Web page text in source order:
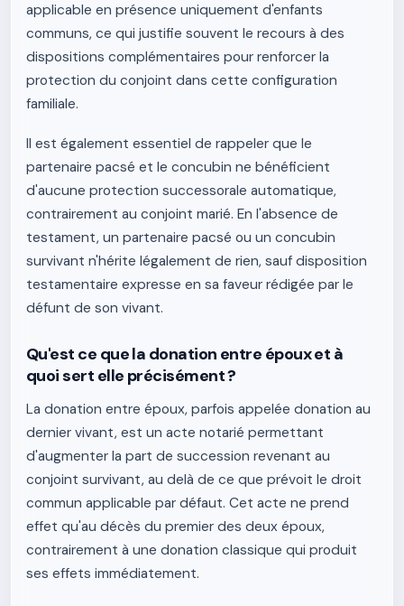
applicable en présence uniquement d'enfants
communs, ce qui justifie souvent le recours à des
dispositions complémentaires pour renforcer la
protection du conjoint dans cette configuration
familiale.
Il est également essentiel de rappeler que le
partenaire pacsé et le concubin ne bénéficient
d'aucune protection successorale automatique,
contrairement au conjoint marié. En l'absence de
testament, un partenaire pacsé ou un concubin
survivant n'hérite légalement de rien, sauf disposition
testamentaire expresse en sa faveur rédigée par le
défunt de son vivant.
Qu'est ce que la donation entre époux et à
quoi sert elle précisément ?
La donation entre époux, parfois appelée donation au
dernier vivant, est un acte notarié permettant
d'augmenter la part de succession revenant au
conjoint survivant, au delà de ce que prévoit le droit
commun applicable par défaut. Cet acte ne prend
effet qu'au décès du premier des deux époux,
contrairement à une donation classique qui produit
ses effets immédiatement.